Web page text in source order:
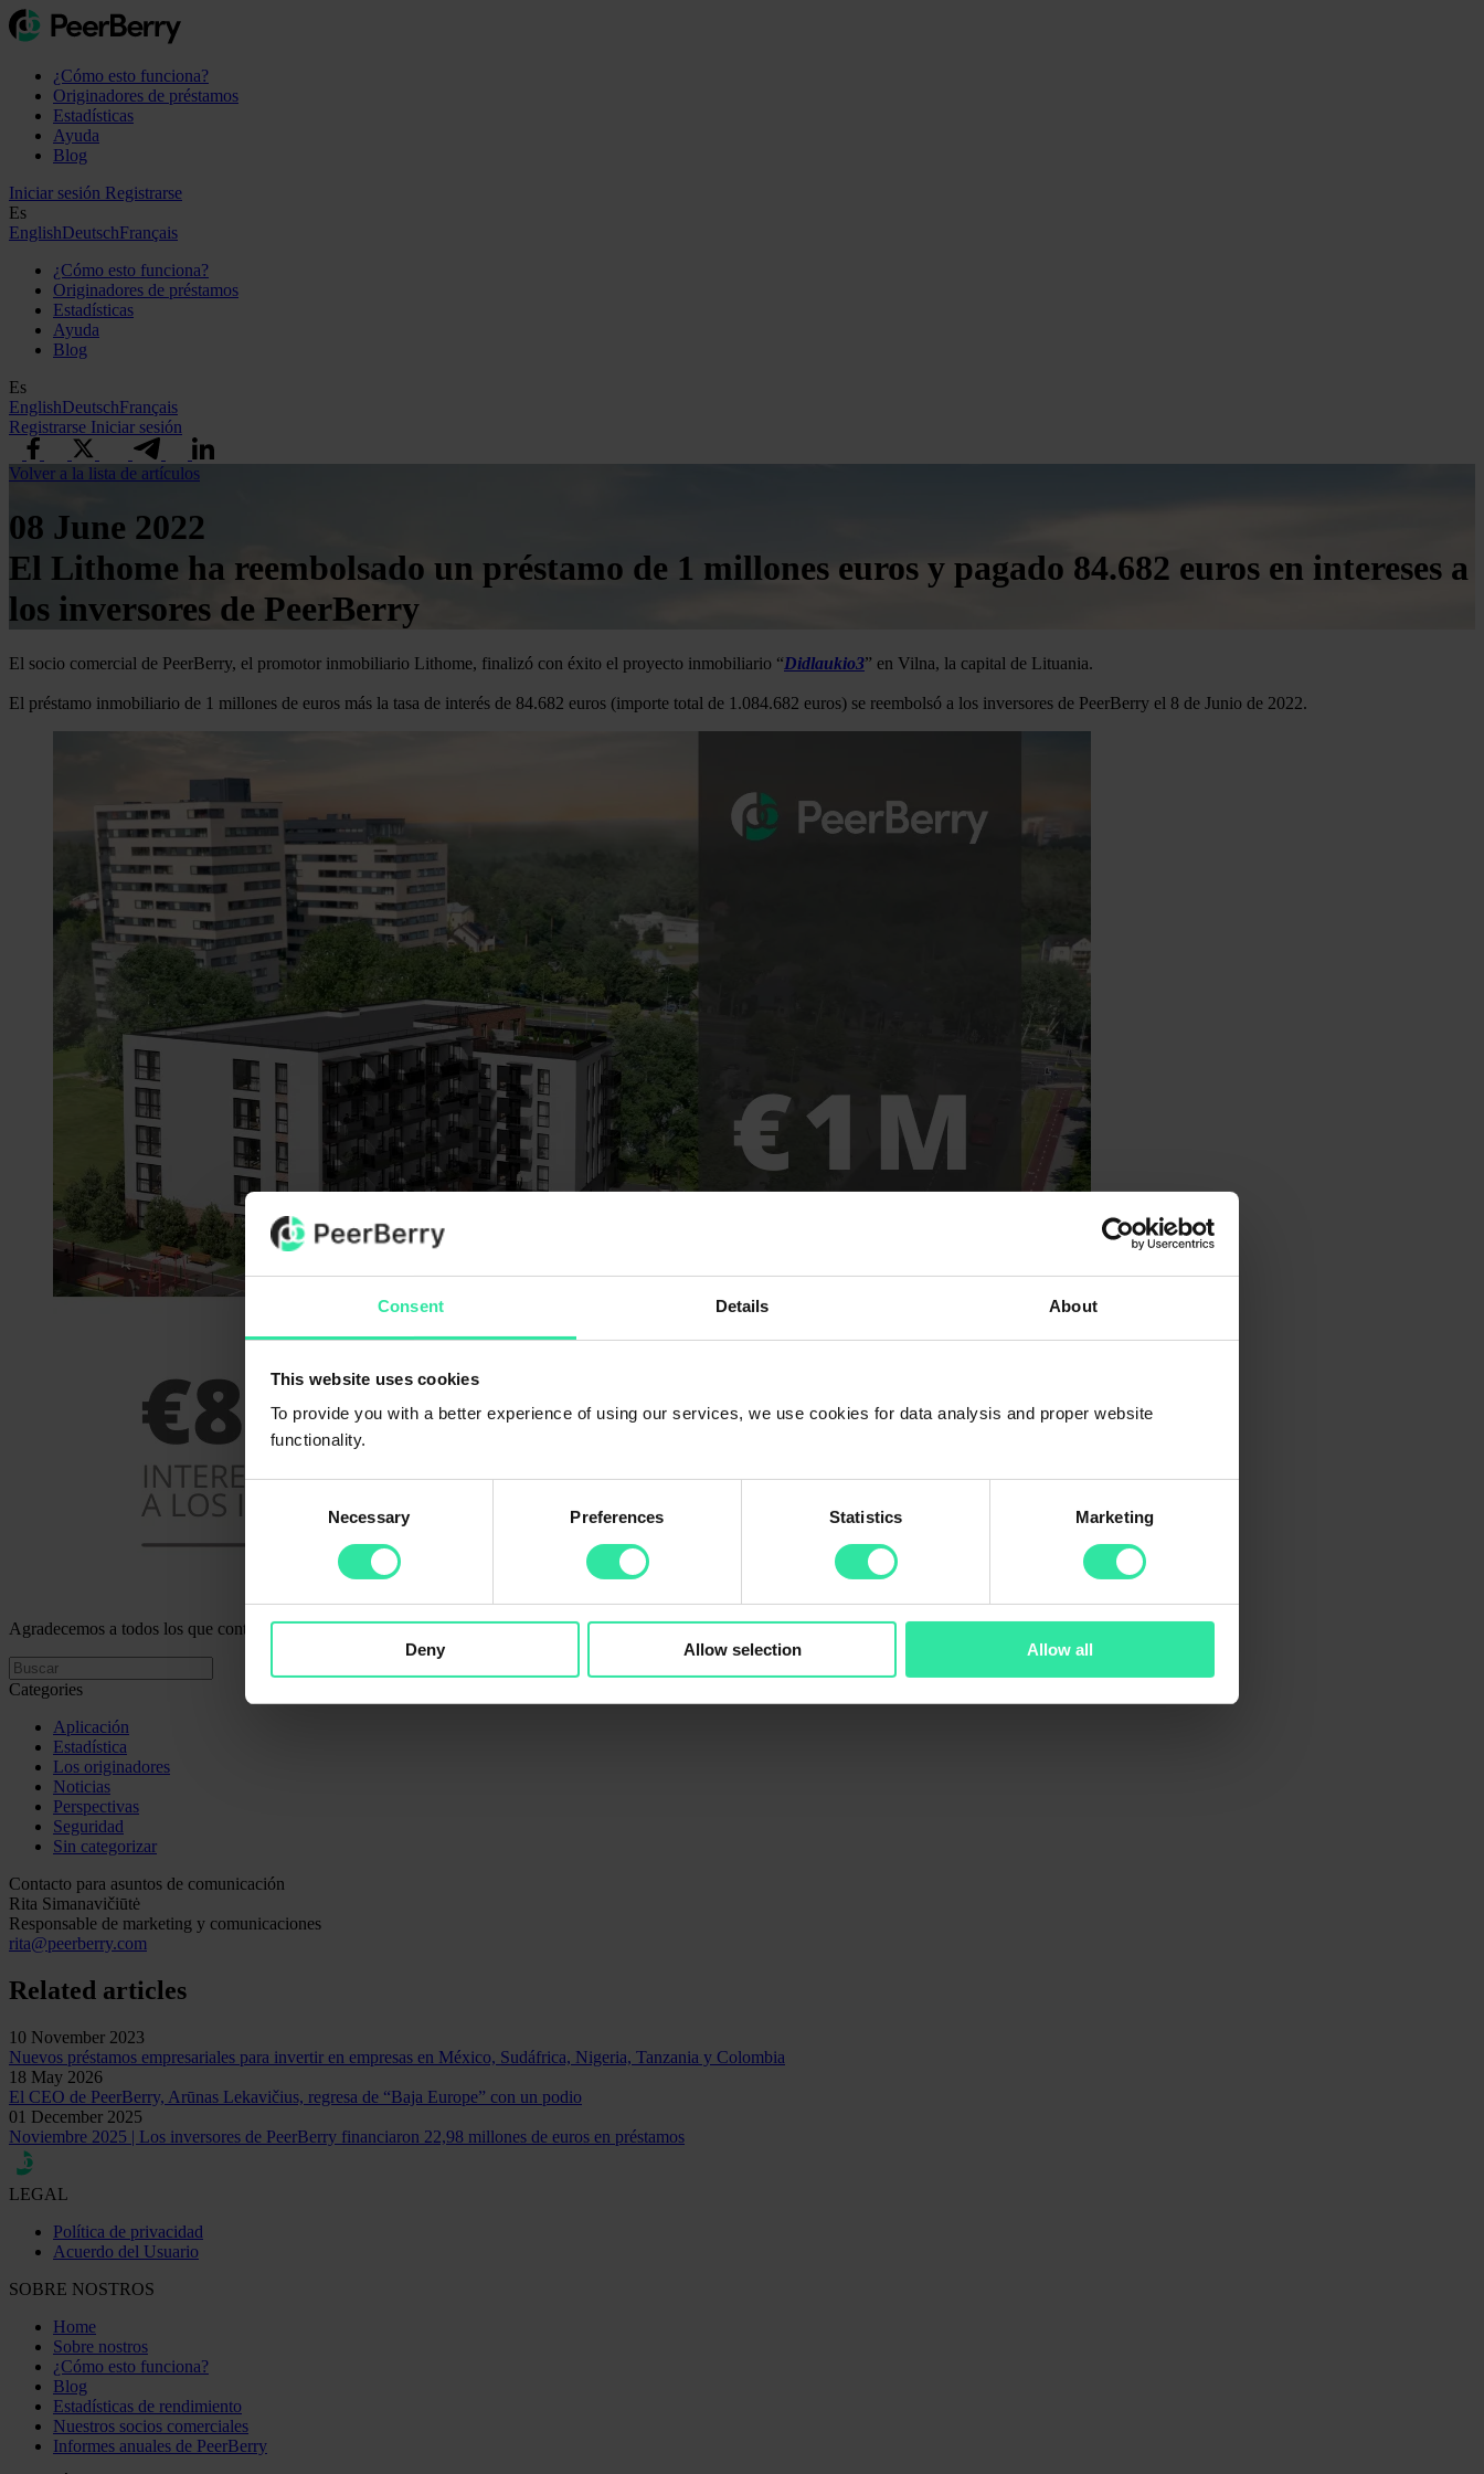
Consent Details About
This website uses cookies
To provide you with a better experience of using our services, we use cookies for data analysis and proper website
functionality.
Necessary Preferences Statistics Marketing
Deny Allow selection Allow all
¿Cómo esto funciona?
Originadores de préstamos
Estadísticas
Ayuda
Blog
Iniciar sesión Registrarse
Es
EnglishDeutschFrançais
¿Cómo esto funciona?
Originadores de préstamos
Estadísticas
Ayuda
Blog
Es
EnglishDeutschFrançais
Registrarse Iniciar sesión
Volver a la lista de artículos
08 June 2022
El Lithome ha reembolsado un préstamo de 1 millones euros y pagado 84.682 euros en intereses a
los inversores de PeerBerry
El socio comercial de PeerBerry, el promotor inmobiliario Lithome, finalizó con éxito el proyecto inmobiliario “Didlaukio3” en Vilna, la capital de Lituania.
El préstamo inmobiliario de 1 millones de euros más la tasa de interés de 84.682 euros (importe total de 1.084.682 euros) se reembolsó a los inversores de PeerBerry el 8 de Junio de 2022.
Agradecemos a todos los que contribuyeron al desarrollo del proyecto “Didlaukio3 “.
Categories
Aplicación
Estadística
Los originadores
Noticias
Perspectivas
Seguridad
Sin categorizar
Contacto para asuntos de comunicación
Rita Simanavičiūtė
Responsable de marketing y comunicaciones
rita@peerberry.com
Related articles
10 November 2023
Nuevos préstamos empresariales para invertir en empresas en México, Sudáfrica, Nigeria, Tanzania y Colombia
18 May 2026
El CEO de PeerBerry, Arūnas Lekavičius, regresa de “Baja Europe” con un podio
01 December 2025
Noviembre 2025 | Los inversores de PeerBerry financiaron 22,98 millones de euros en préstamos
LEGAL
Política de privacidad
Acuerdo del Usuario
SOBRE NOSTROS
Home
Sobre nostros
¿Cómo esto funciona?
Blog
Estadísticas de rendimiento
Nuestros socios comerciales
Informes anuales de PeerBerry